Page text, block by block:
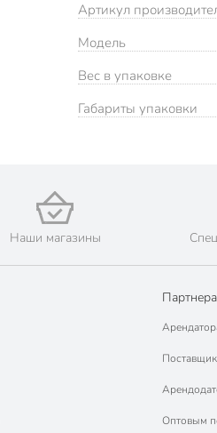
Артикул
Модель
Вес в упаковке
Габариты упаковки
Наши магазины
Оптовым